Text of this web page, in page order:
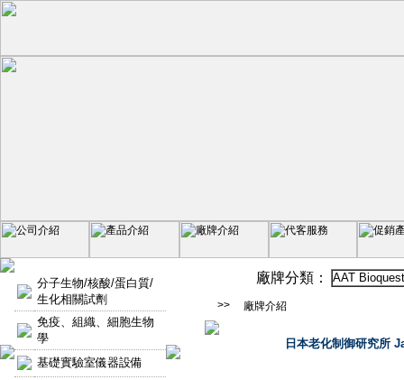
分子生物/核酸/蛋白質/
生化相關試劑
免疫、組織、細胞生物
學
基礎實驗室儀器設備
廠牌分類： AAT Bioquest
>> 廠牌介紹
日本老化制御研究所